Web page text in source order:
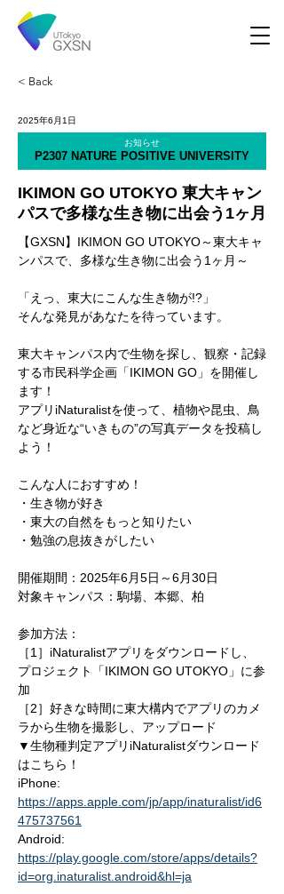
< Back
2025年6月1日
お知らせ
P2307 NATURE POSITIVE UNIVERSITY
IKIMON GO UTOKYO 東大キャン
パスで多様な生き物に出会う1ヶ月
【GXSN】IKIMON GO UTOKYO～東大キャ
ンパスで、多様な生き物に出会う1ヶ月～
「えっ、東大にこんな生き物が!?」
そんな発見があなたを待っています。
東大キャンパス内で生物を探し、観察・記録
する市民科学企画「IKIMON GO」を開催し
ます！
アプリiNaturalistを使って、植物や昆虫、鳥
など身近な“いきもの”の写真データを投稿し
よう！
こんな人におすすめ！
・生き物が好き
・東大の自然をもっと知りたい
・勉強の息抜きがしたい
開催期間：2025年6月5日～6月30日
対象キャンパス：駒場、本郷、柏
参加方法：
［1］iNaturalistアプリをダウンロードし、
プロジェクト「IKIMON GO UTOKYO」に参
加
［2］好きな時間に東大構内でアプリのカメ
ラから生物を撮影し、アップロード
▼生物種判定アプリiNaturalistダウンロード
はこちら！
iPhone:
https://apps.apple.com/jp/app/inaturalist/id6
475737561
Android:
https://play.google.com/store/apps/details?
id=org.inaturalist.android&hl=ja